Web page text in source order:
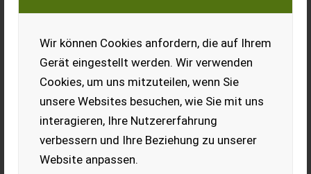
Wir können Cookies anfordern, die auf Ihrem
Gerät eingestellt werden. Wir verwenden
Cookies, um uns mitzuteilen, wenn Sie
unsere Websites besuchen, wie Sie mit uns
interagieren, Ihre Nutzererfahrung
verbessern und Ihre Beziehung zu unserer
Website anpassen.